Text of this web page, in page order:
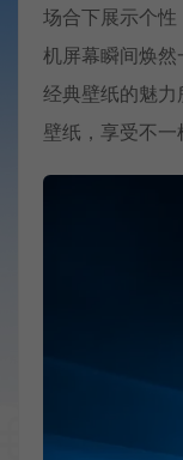
场合下展示个
机屏幕瞬间焕
经典壁纸的魅
壁纸，享受不一